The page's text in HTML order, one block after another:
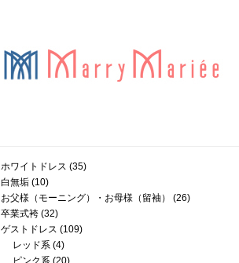
ホワイトドレス (35)
白無垢(10)
お父様（モーニング）・お母様（留袖）
(26)
卒業式袴(32)
ゲストドレス (109)
レッド系(4)
ピンク系(20)